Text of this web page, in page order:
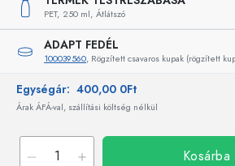
PET, 250 ml, Átlátszó
ADAPT FEDÉL
100039560, Rögzített csavaros kupak (rögzített
Egységár: 400,00 0Ft
Árak ÁFÁ-val, szállítási költség nélkül
Kosárba